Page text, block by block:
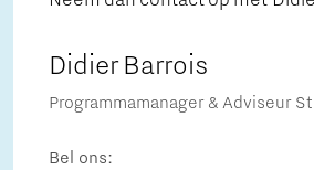
Didier Barrois
Programmamanager & Adviseur
Bel ons: